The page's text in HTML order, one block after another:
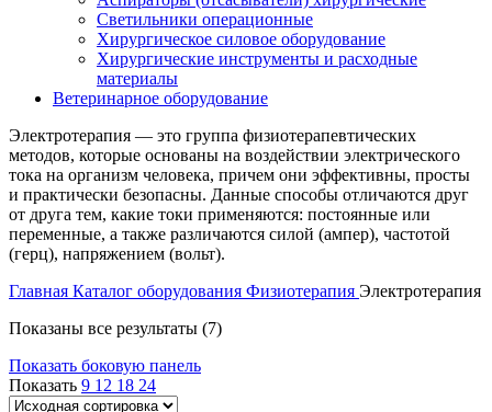
Светильники операционные
Хирургическое силовое оборудование
Хирургические инструменты и расходные
материалы
Ветеринарное оборудование
Электротерапия — это группа физиотерапевтических
методов, которые основаны на воздействии электрического
тока на организм человека, причем они эффективны, просты
и практически безопасны. Данные способы отличаются друг
от друга тем, какие токи применяются: постоянные или
переменные, а также различаются силой (ампер), частотой
(герц), напряжением (вольт).
Главная Каталог оборудования Физиотерапия Электротерапия
Показаны все результаты (7)
Показать боковую панель
Показать 9 12 18 24